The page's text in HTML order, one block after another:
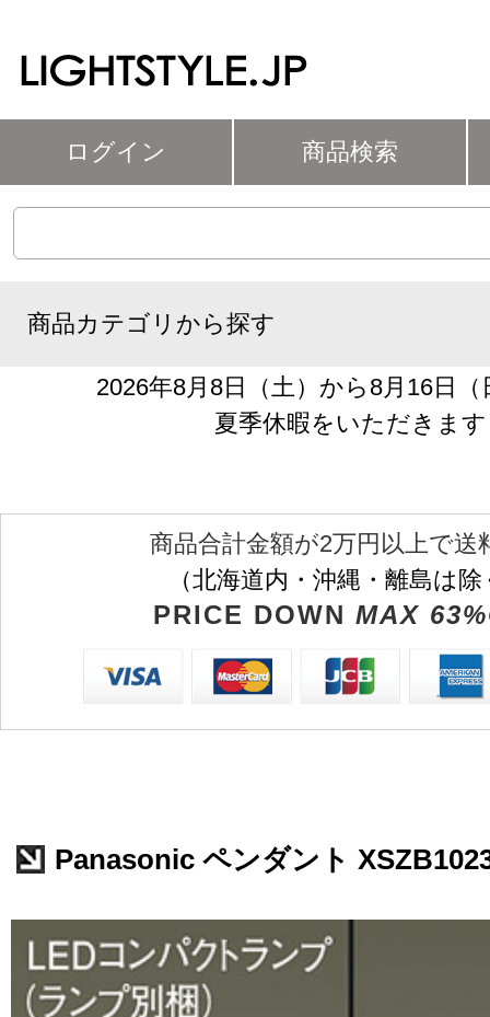
ログイン 商品検索
商品カテゴリから探す
2026年8月8日（土）から8月16日
夏季休暇をいただきます
商品合計金額が2万円以上で送
（北海道内・沖縄・離島は
PRICE DOWN MAX
Panasonic ペンダント